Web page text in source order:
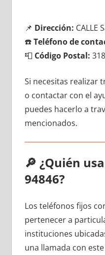
📌 Dirección: CALLE
☎️Teléfono dе
📮 Código Postal:
Si necesitas realizar
ο contactar сοn el
puedes hacerlo а
mencionados.
🔎 ¿Quién
94846?
Los teléfonos fijos
pertenecer а
instituciones
una llamada сοn